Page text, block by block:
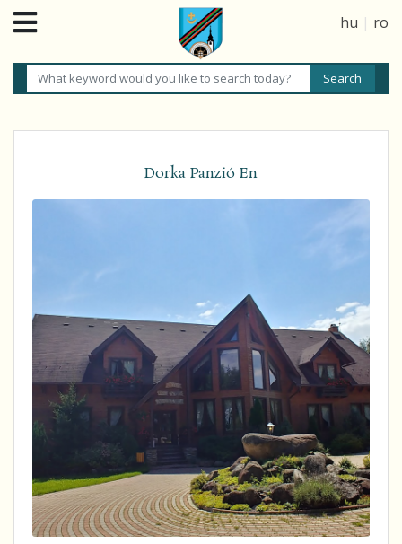
hu | ro
Dorka Panzió En